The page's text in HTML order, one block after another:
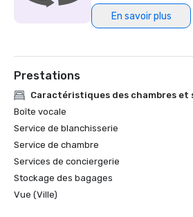
En savoir plus
Prestations
Caractéristiques des chambres et
Boîte vocale
Service de blanchisserie
Service de chambre
Services de conciergerie
Stockage des bagages
Vue (Ville)